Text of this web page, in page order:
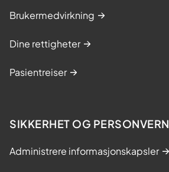
Brukermedvirkning
Dine rettigheter
Pasientreiser
SIKKERHET OG PERSONVERN
Administrere informasjonskapsler